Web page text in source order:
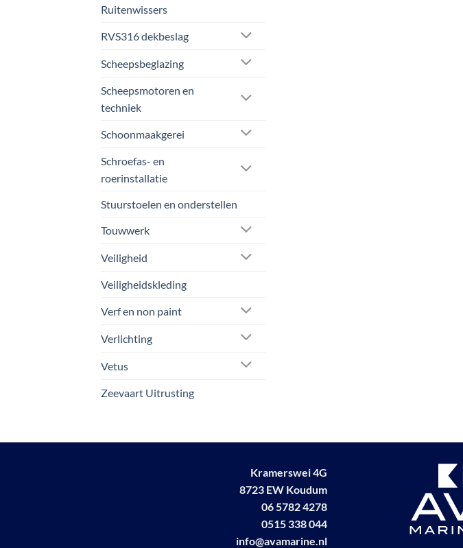
Ruitenwissers
RVS316 dekbeslag
Scheepsbeglazing
Scheepsmotoren en
techniek
Schoonmaakgerei
Schroefas- en
roerinstallatie
Stuurstoelen en onderstellen
Touwwerk
Veiligheid
Veiligheidskleding
Verf en non paint
Verlichting
Vetus
Zeevaart Uitrusting
Kramerswei 4G
8723 EW Koudum
06 5782 4278
0515 338 044
info@avamarine.nl